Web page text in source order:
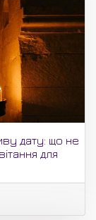
дату: що не
для